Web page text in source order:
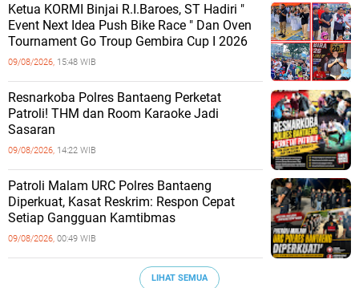
Ketua KORMI Binjai R.I.Baroes, ST Hadiri "
Event Next Idea Push Bike Race " Dan Oven
Tournament Go Troup Gembira Cup I 2026
09/08/2026, 15:48 WIB
Resnarkoba Polres Bantaeng Perketat
Patroli! THM dan Room Karaoke Jadi
Sasaran
09/08/2026, 14:22 WIB
Patroli Malam URC Polres Bantaeng
Diperkuat, Kasat Reskrim: Respon Cepat
Setiap Gangguan Kamtibmas
09/08/2026, 00:49 WIB
LIHAT SEMUA